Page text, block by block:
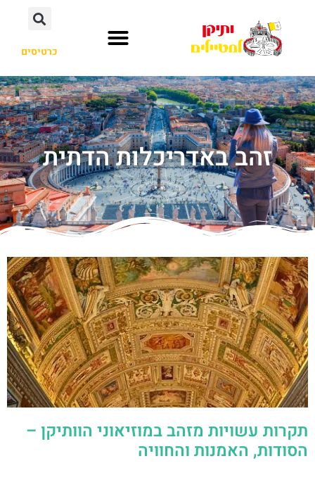
כרטיסים
זהב באדריכלות הדתית
תקרות עשויות מזהב במוזיאוני הוותיקן –
הסודות, האמנות והחוויה